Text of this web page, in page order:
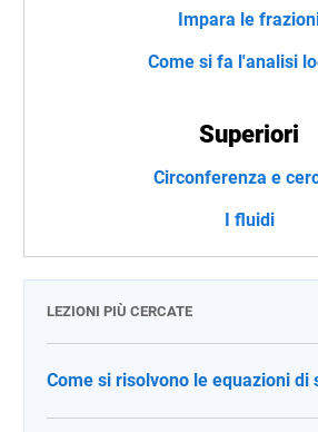
Impara le
Come si fa l'analisi
Superiori
Circonferenza e
I fluidi
LEZIONI PIÙ CERCATE
Come si risolvono le equazioni di